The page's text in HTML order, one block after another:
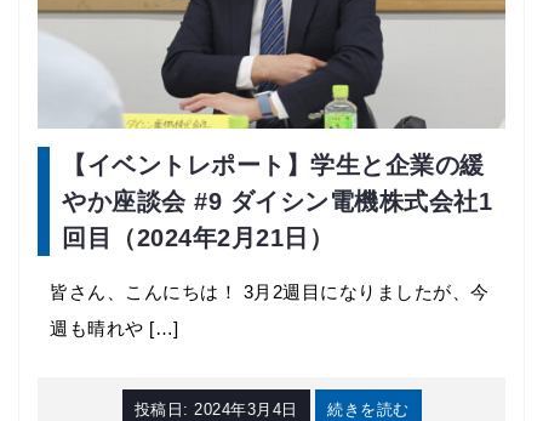
【イベントレポート】学生と企業の緩
やか座談会 #9 ダイシン電機株式会社1
回目（2024年2月21日）
皆さん、こんにちは！ 3月2週目になりましたが、今
週も晴れや […]
投稿日: 2024年3月4日 続きを読む